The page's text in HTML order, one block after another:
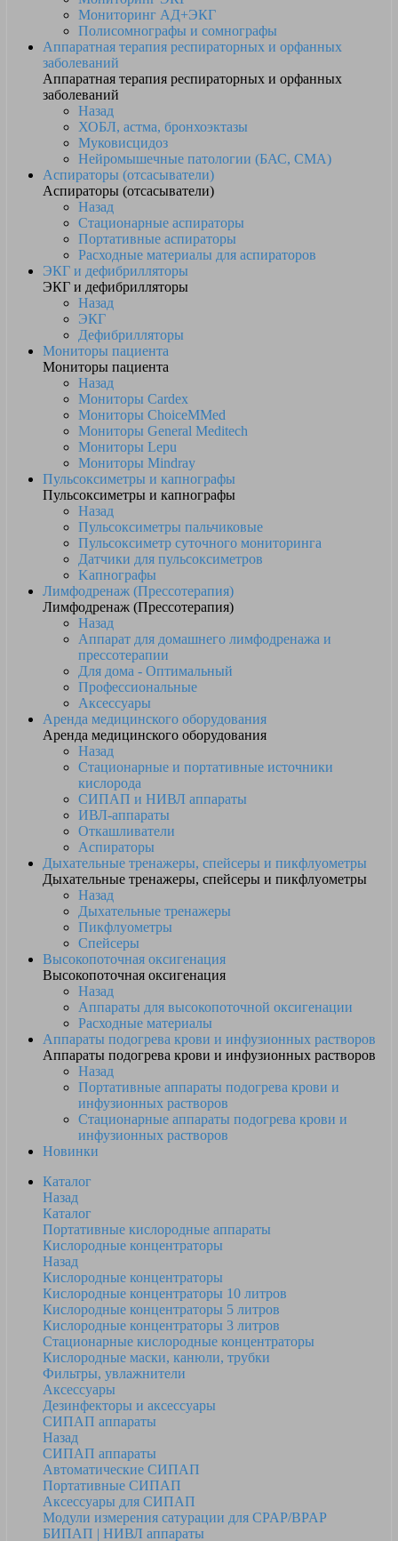
Мониторинг АД+ЭКГ
Полисомнографы и сомнографы
Аппаратная терапия респираторных и орфанных
заболеваний
Аппаратная терапия респираторных и орфанных
заболеваний
Назад
ХОБЛ, астма, бронхоэктазы
Муковисцидоз
Нейромышечные патологии (БАС, СМА)
Аспираторы (отсасыватели)
Аспираторы (отсасыватели)
Назад
Стационарные аспираторы
Портативные аспираторы
Расходные материалы для аспираторов
ЭКГ и дефибрилляторы
ЭКГ и дефибрилляторы
Назад
ЭКГ
Дефибрилляторы
Мониторы пациента
Мониторы пациента
Назад
Мониторы Cardex
Мониторы ChoiceMMed
Мониторы General Meditech
Мониторы Lepu
Мониторы Mindray
Пульсоксиметры и капнографы
Пульсоксиметры и капнографы
Назад
Пульсоксиметры пальчиковые
Пульсоксиметр суточного мониторинга
Датчики для пульсоксиметров
Kапнографы
Лимфодренаж (Прессотерапия)
Лимфодренаж (Прессотерапия)
Назад
Аппарат для домашнего лимфодренажа и
прессотерапии
Для дома - Оптимальный
Профессиональные
Аксессуары
Аренда медицинского оборудования
Аренда медицинского оборудования
Назад
Стационарные и портативные источники
кислорода
СИПАП и НИВЛ аппараты
ИВЛ-аппараты
Откашливатели
Аспираторы
Дыхательные тренажеры, спейсеры и пикфлуометры
Дыхательные тренажеры, спейсеры и пикфлуометры
Назад
Дыхательные тренажеры
Пикфлуометры
Спейсеры
Высокопоточная оксигенация
Высокопоточная оксигенация
Назад
Аппараты для высокопоточной оксигенации
Расходные материалы
Аппараты подогрева крови и инфузионных растворов
Аппараты подогрева крови и инфузионных растворов
Назад
Портативные аппараты подогрева крови и
инфузионных растворов
Стационарные аппараты подогрева крови и
инфузионных растворов
Новинки
Каталог
Назад
Каталог
Портативные кислородные аппараты
Кислородные концентраторы
Назад
Кислородные концентраторы
Кислородные концентраторы 10 литров
Кислородные концентраторы 5 литров
Кислородные концентраторы 3 литров
Стационарные кислородные концентраторы
Кислородные маски, канюли, трубки
Фильтры, увлажнители
Аксессуары
Дезинфекторы и аксессуары
СИПАП аппараты
Назад
СИПАП аппараты
Автоматические СИПАП
Портативные СИПАП
Аксессуары для СИПАП
Модули измерения сатурации для CPAP/BPAP
БИПАП | НИВЛ аппараты